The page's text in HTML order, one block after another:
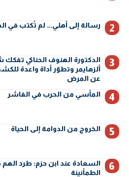
رسالة إلى أهلي… لم تُكتب في
الدكتورة الهنوف الحناكي تفكك
ألزهايمر وتطوّر أداة واعدة
عن المرض
المأسي من الحرب في الفاشر
الخروج من الدوامة إلى الحياة
السعادة عند ابن حزم: طرد الهم
الطمأنينة